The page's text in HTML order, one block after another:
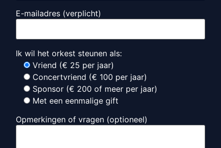
E-mailadres (verplicht)
Ik wil het orkest steunen als:
Vriend (€ 25 per jaar)
Concertvriend (€ 100 per jaar)
Sponsor (€ 200 of meer per jaar)
Met een eenmalige gift
Opmerkingen of vragen (optioneel)